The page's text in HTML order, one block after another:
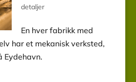
detaljer
En hver fabrikk med
har et mekanisk verksted,
Eydehavn.